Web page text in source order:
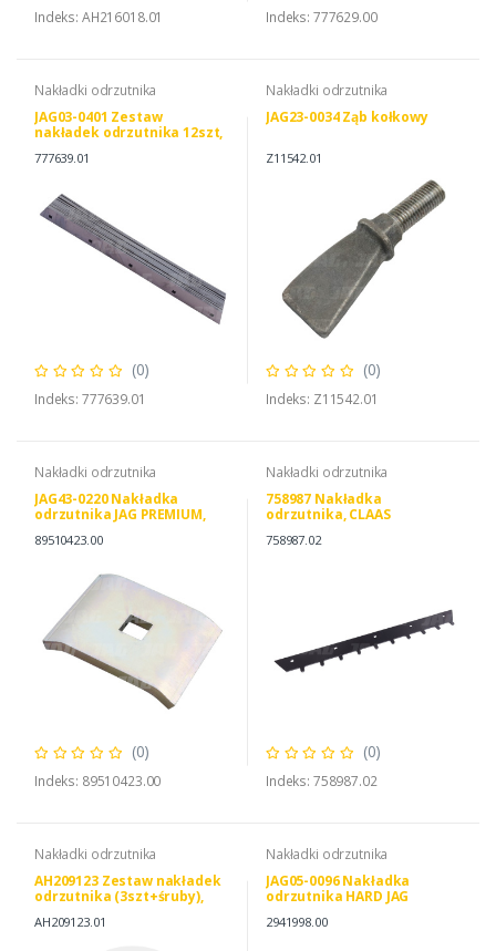
Indeks: AH216018.01 Indeks: 777629.00
Nakładki odrzutnika
JAG03-0401 Zestaw
nakładek odrzutnika 12szt,
777639.01
(0)
Indeks: 777639.01
Nakładki odrzutnika
JAG23-0034 Ząb kołkowy
Z11542.01
(0)
Indeks: Z11542.01
Nakładki odrzutnika
JAG43-0220 Nakładka
odrzutnika JAG PREMIUM,
89510423.00
(0)
Indeks: 89510423.00
Nakładki odrzutnika
758987 Nakładka
odrzutnika, CLAAS
758987.02
(0)
Indeks: 758987.02
Nakładki odrzutnika
AH209123 Zestaw nakładek
odrzutnika (3szt+śruby),
AH209123.01
Nakładki odrzutnika
JAG05-0096 Nakładka
odrzutnika HARD JAG
0029419980
2941998.00